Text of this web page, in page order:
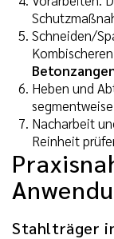
Schneiden/
Heben und
Nacharbeit
Reinheit
Stahlträger